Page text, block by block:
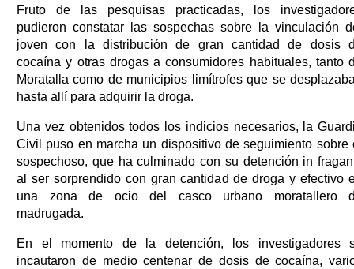
Fruto de las pesquisas practicadas, los
pudieron constatar las sospechas sobre la vinculación
joven con la distribución de gran cantidad de dosis
cocaína y otras drogas a consumidores habituales, tanto
Moratalla como de municipios limítrofes que se
hasta allí para adquirir la droga.
Una vez obtenidos todos los indicios necesarios, la
Civil puso en marcha un dispositivo de seguimiento sobre
sospechoso, que ha culminado con su detención in
al ser sorprendido con gran cantidad de droga y efectivo
una zona de ocio del casco urbano moratallero
madrugada.
En el momento de la detención, los investigadores
incautaron de medio centenar de dosis de cocaína,